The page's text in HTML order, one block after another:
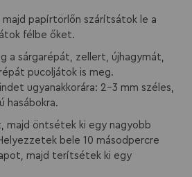
majd papírtörlőn szárítsátok le a
félbe őket.
a sárgarépát, zellert, újhagymát,
pucoljátok is meg.
ugyanakkorára: 2-3 mm széles,
hasábokra.
majd öntsétek ki egy nagyobb
bele 10 másodpercre
majd terítsétek ki egy